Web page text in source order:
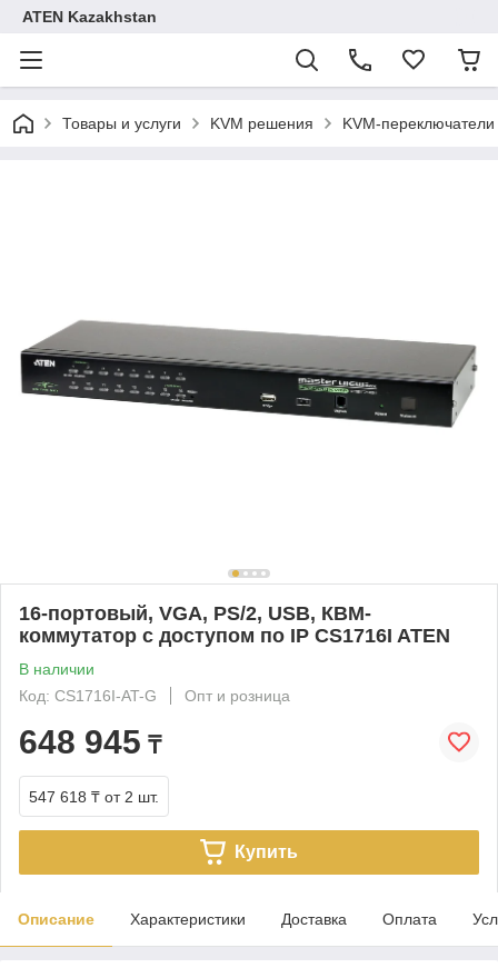
ATEN Kazakhstan
Товары и услуги KVM решения KVM-
16-портовый, VGA, PS/2, USB, КВМ-
коммутатор с доступом по IP CS1716I ATEN
В наличии
Код: CS1716I-AT-G
Опт и розница
648 945 ₸
547 618 ₸ от 2 шт.
Купить
Описание Характеристики Доставка Оплата